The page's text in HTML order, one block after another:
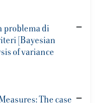
problema di
[Bayesian
of variance
The case